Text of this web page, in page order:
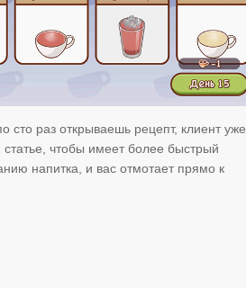
сто раз открываешь рецепт, клиент уже
чтобы имеет более быстрый
напитка, и вас отмотает прямо к